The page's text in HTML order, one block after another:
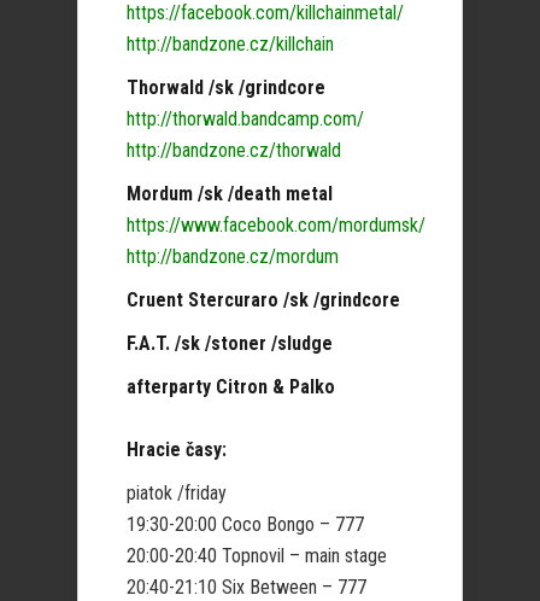
https://facebook.com/killchainmetal/
http://bandzone.cz/killchain
Thorwald /sk /grindcore
http://thorwald.bandcamp.com/
http://bandzone.cz/thorwald
Mordum /sk /death metal
https://www.facebook.com/mordumsk/
http://bandzone.cz/mordum
Cruent Stercuraro /sk /grindcore
F.A.T. /sk /stoner /sludge
afterparty Citron & Palko
Hracie časy:
piatok /friday
19:30-20:00 Coco Bongo – 777
20:00-20:40 Topnovil – main stage
20:40-21:10 Six Between – 777